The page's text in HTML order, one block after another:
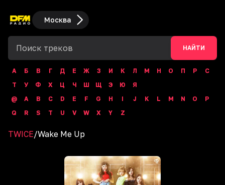
Москва
НАЙТИ
А Б В Г Д Е Ж З И К Л М Н О П Р
С
Т
У Ф Х Ц Ч Ш Щ Э Ю
Я
@
A B C D E F G H I J K L M N O
P
Q
R S T U V W X Y Z
TWICE/Wake Me Up